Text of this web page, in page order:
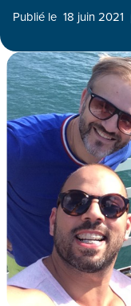
Publié le 18 juin 2021